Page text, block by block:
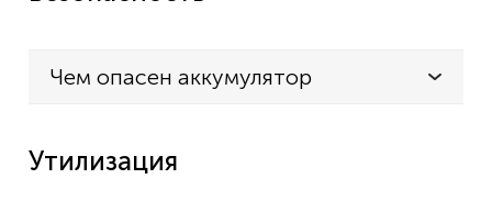
Чем опасен аккумулятор
Утилизация